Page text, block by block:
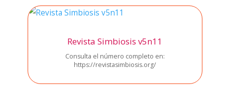
Revista Simbiosis v5n11
Con­sul­ta el núme­ro com­ple­to en:
https://revistasimbiosis.org/